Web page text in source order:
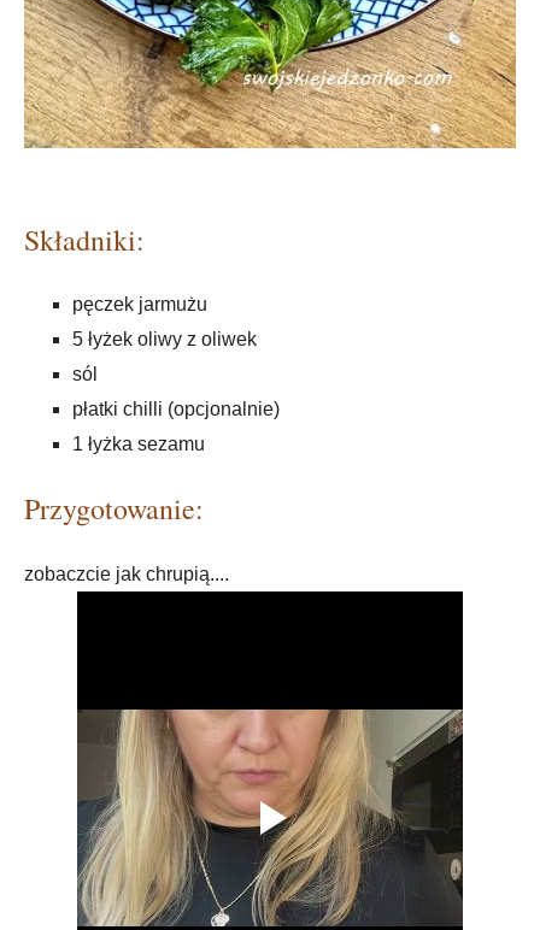
Składniki:
pęczek jarmużu
5 łyżek oliwy z oliwek
sól
płatki chilli (opcjonalnie)
1 łyżka sezamu
Przygotowanie:
zobaczcie jak chrupią....